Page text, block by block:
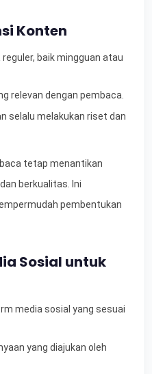
Konten
baik mingguan atau
relevan dengan pembaca.
selalu melakukan riset dan
tetap menantikan
berkualitas. Ini
pembentukan
Sosial untuk
media sosial yang sesuai
yang diajukan oleh